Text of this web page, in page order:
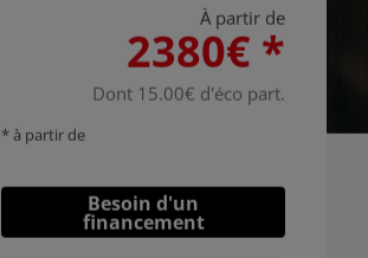
À partir de
2380€ *
Dont 15.00€ d'éco part.
* à partir de
Besoin d'un
financement